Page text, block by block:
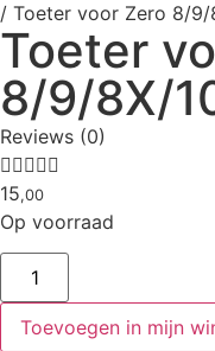
/ Toeter voor Zero 8/9/
Toeter
8/9/8X/
Reviews (0)

15,00
Op voorraad
Toevoegen in mijn